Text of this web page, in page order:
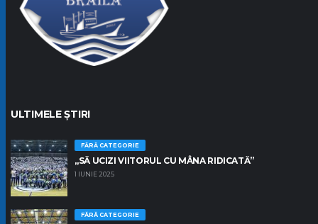
ULTIMELE ȘTIRI
FĂRĂ CATEGORIE
„SĂ UCIZI VIITORUL CU MÂNA RIDICATĂ”
1 IUNIE 2025
FĂRĂ CATEGORIE